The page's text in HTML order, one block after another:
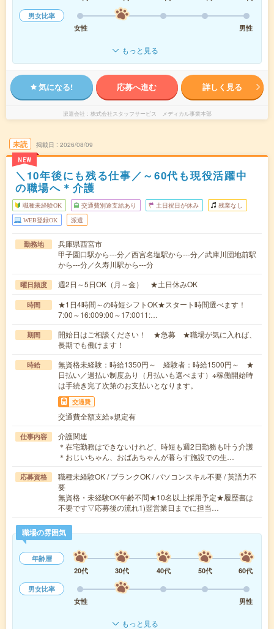
男女比率
女性
男性
もっと見る
気になる! 応募へ進む 詳しく見る
派遣会社 株式会社スタッフサービス メディカル事業本部
未読
NEW
掲載日 2026/08/09
＼10年後にも残る仕事／～60代も現役活躍中
の職場へ＊介護
職種未経験OK 交通費別途支給あり 土日祝日が休み 残業なし
WEB登録OK 派遣
勤務地
兵庫県西宮市
甲子園口駅から---分／西宮名塩駅から---分／武庫川団地前駅
から---分／久寿川駅から---分
曜日頻度 週2日～5日OK（月～金） ★土日休みOK
時間
★1日4時間～の時短シフトOK★スタート時間選べます！
7:00～16:009:00～17:0011:…
期間
開始日はご相談ください！ ★急募 ★職場が気に入れば、
長期でも働けます！
時給
無資格未経験：時給1350円～ 経験者：時給1500円～ ★
日払い／週払い制度あり（月払いも選べます）※稼働開始時
は手続き完了次第のお支払いとなります。
交通費
交通費全額支給※規定有
仕事内容
介護関連
＊在宅勤務はできないけれど、時短も週2日勤務も叶う介護
＊おじいちゃん、おばあちゃんが暮らす施設での生…
応募資格
職種未経験OK / ブランクOK / パソコンスキル不要 / 英語力不
要
無資格・未経験OK年齢不問★10名以上採用予定★履歴書は
不要です▽応募後の流れ1)翌営業日までに担当…
職場の雰囲気
年齢層
20代
30代 40代 50代
60代
男女比率
女性
男性
もっと見る